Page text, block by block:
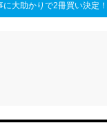
大助かりで2冊買い決定